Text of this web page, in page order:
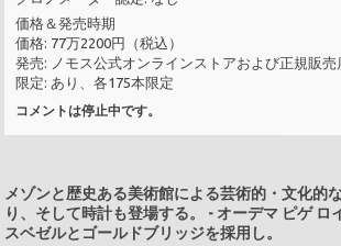
価格＆発売時期
価格: 77万2200円（税込）
発売: ノモス公式オンラインストアおよび正規販売
限定: あり、各175本限定
コメントは停止中です。
メゾンと歴史ある美術館による芸術的・文化的
り、そして時計も登場する。
- オーデマ ピゲ ロ
スベゼルとゴールドブリッジを採用し。